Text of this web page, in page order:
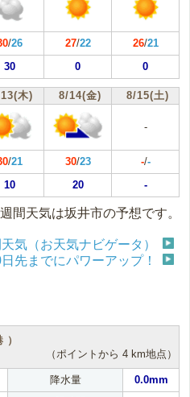
/26 27/22 26/21
30 0 0
木) 8/14(金) 8/15(土)
-
/21 30/23 -/-
10 20 -
週間天気は坂井市の予想です。
気（お天気ナビゲータ）
先までにパワーアップ！
（ポイントから 4 km地点）
降水量
0.0mm